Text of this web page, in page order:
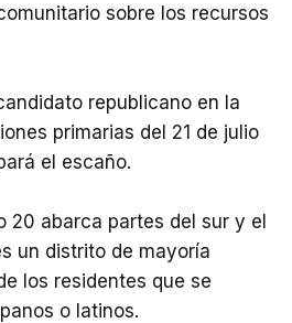
sobre los recursos
republicano en la
primarias del 21 de julio
el escaño.
20 abarca partes del sur y el
un distrito de mayoría
los residentes que se
o latinos.